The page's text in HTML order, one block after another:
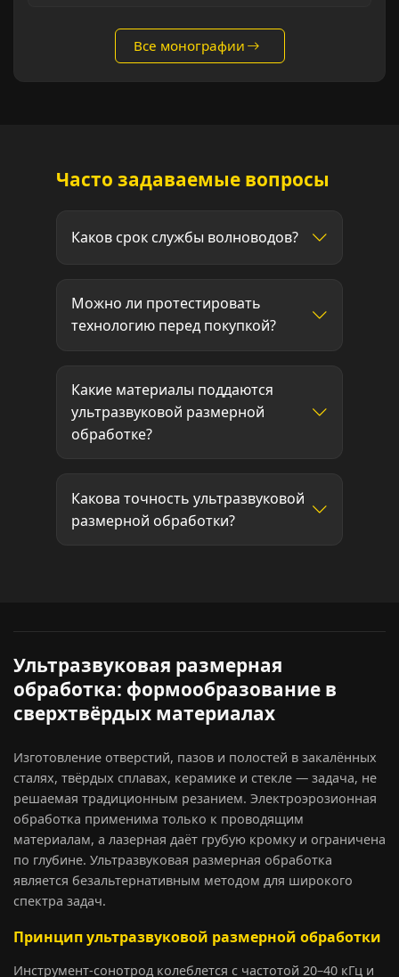
Все монографии
Часто задаваемые вопросы
Каков срок службы волноводов?
Можно ли протестировать
технологию перед покупкой?
Какие материалы поддаются
ультразвуковой размерной
обработке?
Какова точность ультразвуковой
размерной обработки?
Ультразвуковая размерная
обработка: формообразование в
сверхтвёрдых материалах
Изготовление отверстий, пазов и полостей в закалённых
сталях, твёрдых сплавах, керамике и стекле — задача, не
решаемая традиционным резанием. Электроэрозионная
обработка применима только к проводящим
материалам, а лазерная даёт грубую кромку и ограничена
по глубине. Ультразвуковая размерная обработка
является безальтернативным методом для широкого
спектра задач.
Принцип ультразвуковой размерной обработки
Инструмент-сонотрод колеблется с частотой 20–40 кГц и